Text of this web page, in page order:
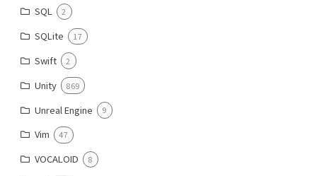
SQL 2
SQLite 17
Swift 2
Unity 869
Unreal Engine 9
Vim 47
VOCALOID 8